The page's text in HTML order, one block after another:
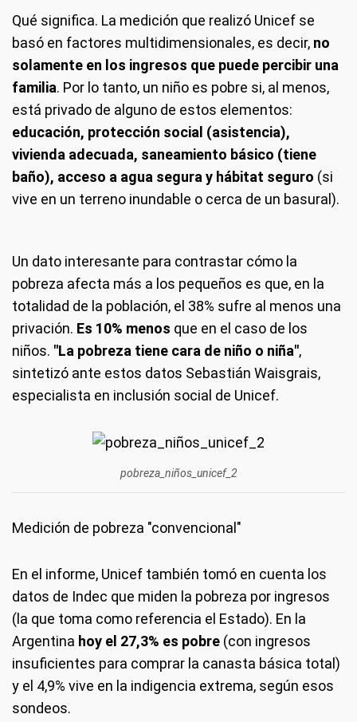
Qué significa. La medición que realizó Unicef se
basó en factores multidimensionales, es decir, no
solamente en los ingresos que puede percibir una
familia. Por lo tanto, un niño es pobre si, al menos,
está privado de alguno de estos elementos:
educación, protección social (asistencia),
vivienda adecuada, saneamiento básico (tiene
baño), acceso a agua segura y hábitat seguro (si
vive en un terreno inundable o cerca de un basural).
Un dato interesante para contrastar cómo la
pobreza afecta más a los pequeños es que, en la
totalidad de la población, el 38% sufre al menos una
privación. Es 10% menos que en el caso de los
niños. "La pobreza tiene cara de niño o niña",
sintetizó ante estos datos Sebastián Waisgrais,
especialista en inclusión social de Unicef.
pobreza_niños_unicef_2
Medición de pobreza "convencional"
En el informe, Unicef también tomó en cuenta los
datos de Indec que miden la pobreza por ingresos
(la que toma como referencia el Estado). En la
Argentina hoy el 27,3% es pobre (con ingresos
insuficientes para comprar la canasta básica total)
y el 4,9% vive en la indigencia extrema, según esos
sondeos.